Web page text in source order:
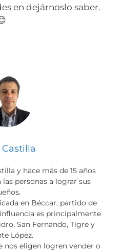
en dejárnoslo saber.
y hace más de 15 años
personas a lograr sus
en Béccar, partido de
es principalmente
San Fernando, Tigre y
López.
nos eligen logren vender o